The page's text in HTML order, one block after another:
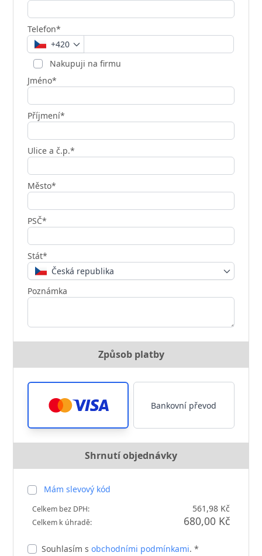
Telefon*
+420
Nakupuji na firmu
Jméno*
Příjmení*
Ulice a č.p.*
Město*
PSČ*
Stát*
Česká republika
Poznámka
Způsob platby
Bankovní převod
Shrnutí objednávky
Mám slevový kód
Celkem bez DPH: 561,98 Kč
Celkem k úhradě: 680,00 Kč
Souhlasím sobchodními podmínkami. *